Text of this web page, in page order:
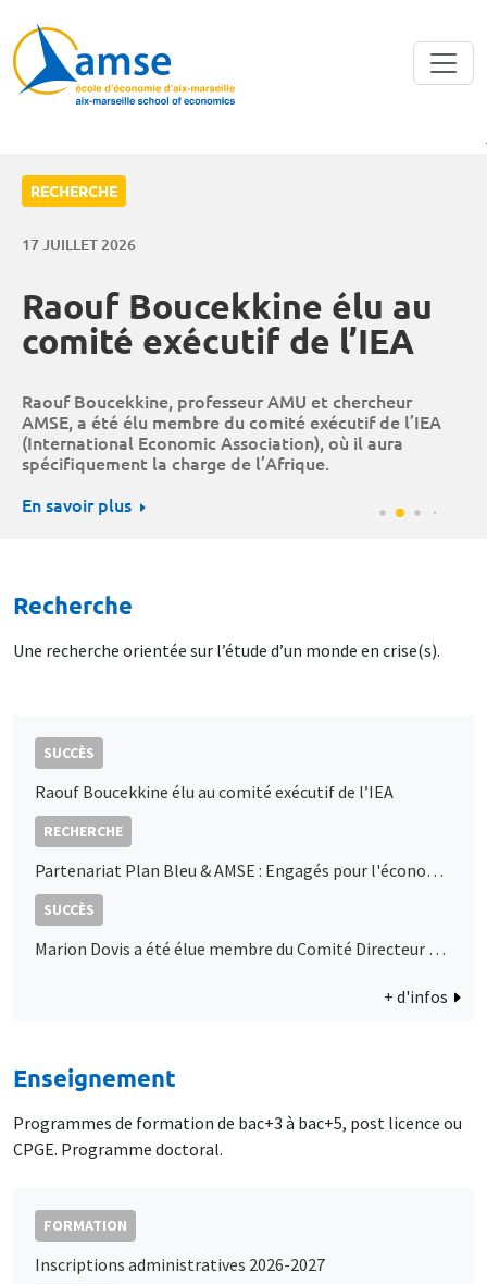
RECHERCHE
17 JUILLET 2026
Raouf Boucekkine élu au
comité exécutif de l’IEA
Raouf Boucekkine, professeur AMU et chercheur
AMSE, a été élu membre du comité exécutif de l’IEA
(International Economic Association), où il aura
spécifiquement la charge de l’Afrique.
En savoir plus
Recherche
Une recherche orientée sur l’étude d’un monde en crise(s).
SUCCÈS
Raouf Boucekkine élu au comité exécutif de l’IEA
RECHERCHE
Partenariat Plan Bleu & AMSE : Engagés pour l'économie durable en Méditerranée
SUCCÈS
Marion Dovis a été élue membre du Comité Directeur de l’AFSE
+ d'infos
Enseignement
Programmes de formation de bac+3 à bac+5, post licence ou
CPGE. Programme doctoral.
FORMATION
Inscriptions administratives 2026-2027